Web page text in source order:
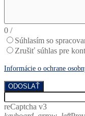
0 /
Súhlasím so
Zrušiť súhlas pre
Informácie o ochrane
ODOSLAŤ
reCaptcha v3